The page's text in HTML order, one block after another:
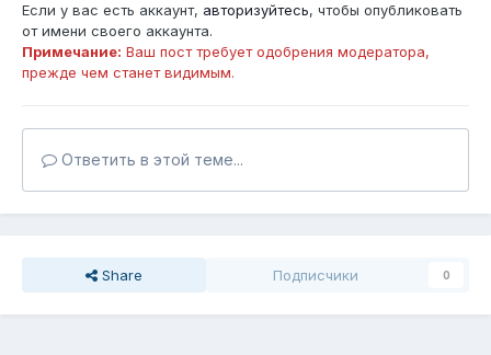
Если у вас есть аккаунт, авторизуйтесь, чтобы опубликовать
от имени своего аккаунта.
Примечание: Ваш пост требует одобрения модератора,
прежде чем станет видимым.
Ответить в этой теме...
Share Подписчики 0